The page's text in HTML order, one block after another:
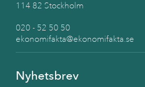
114 82 Stockholm
020 - 52 50 50
ekonomifakta@ekonomifakta.se
Nyhetsbrev